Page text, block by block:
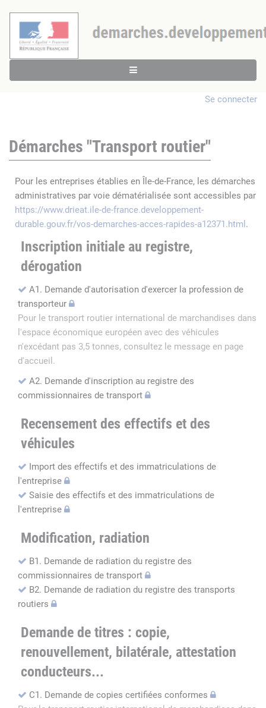
Se connecter
Démarches "Transport routier"
Pour les entreprises établies en Île-de-France, les démarches
administratives par voie dématérialisée sont accessibles par
https://www.drieat.ile-de-france.developpement-
durable.gouv.fr/vos-demarches-acces-rapides-a12371.html .
Inscription initiale au registre,
dérogation
A1. Demande d'autorisation d'exercer la profession de
transporteur
Pour le transport routier international de marchandises dans
l'espace économique européen avec des véhicules
n'excédant pas 3,5 tonnes, consultez le message en page
d'accueil.
A2. Demande d'inscription au registre des
commissionnaires de transport
Recensement des effectifs et des
véhicules
Import des effectifs et des immatriculations de
l'entreprise
Saisie des effectifs et des immatriculations de
l'entreprise
Modification, radiation
B1. Demande de radiation du registre des
commissionnaires de transport
B2. Demande de radiation du registre des transports
routiers
Demande de titres : copie,
renouvellement, bilatérale, attestation
conducteurs...
C1. Demande de copies certifiées conformes